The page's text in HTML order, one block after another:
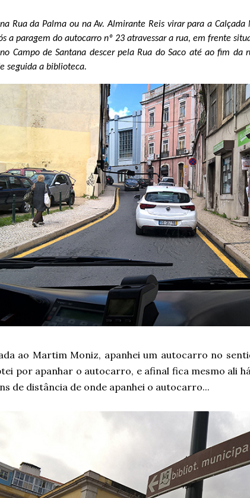
Rua da Palma ou na Av. Almirante Reis virar para a
a paragem do autocarro nº 23 atravessar a rua, em frente
Campo de Santana descer pela Rua do Saco até ao fim da
seguida a biblioteca.
ao Martim Moniz, apanhei um autocarro no
por apanhar o autocarro, e afinal fica mesmo ali
de distância de onde apanhei o autocarro...